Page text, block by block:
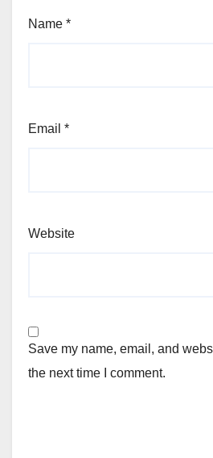
Name *
Email *
Website
Save my name, email, and
the next time I comment.